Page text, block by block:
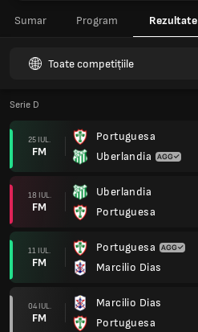
Sumar Program Rezultate
Toate competițiile
Serie D
25 IUL.
FM
Portuguesa
Uberlandia
18 IUL.
FM
Uberlandia
Portuguesa
11 IUL.
FM
Portuguesa
Marcilio Dias
04 IUL.
FM
Marcilio Dias
Portuguesa